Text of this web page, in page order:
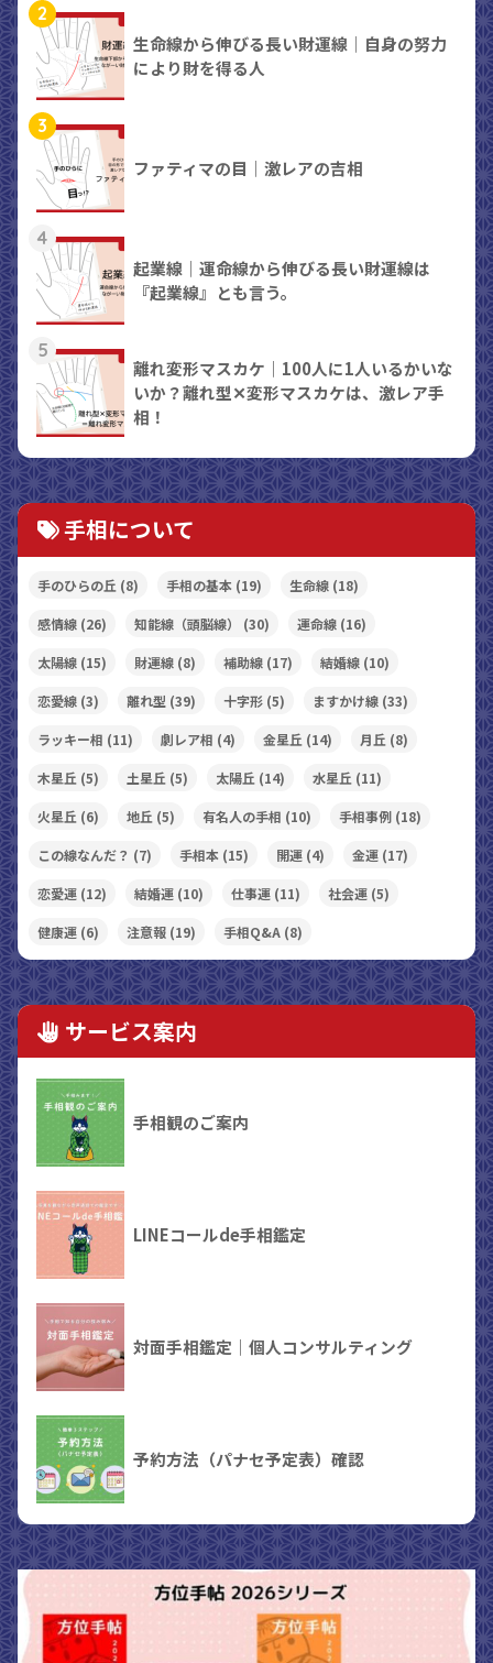
2
生命線から伸びる長い財運線｜自身の努力
により財を得る人
3
ファティマの目｜激レアの吉相
4
起業線｜運命線から伸びる長い財運線は
『起業線』とも言う。
5
離れ変形マスカケ｜100人に1人いるかいな
いか？離れ型✕変形マスカケは、激レア手
相！
手相について
手のひらの丘 (8) 手相の基本 (19) 生命線 (18)
感情線 (26) 知能線（頭脳線） (30) 運命線 (16)
太陽線 (15) 財運線 (8) 補助線 (17) 結婚線 (10)
恋愛線 (3) 離れ型 (39) 十字形 (5) ますかけ線 (33)
ラッキー相 (11) 劇レア相 (4) 金星丘 (14) 月丘 (8)
木星丘 (5) 土星丘 (5) 太陽丘 (14) 水星丘 (11)
火星丘 (6) 地丘 (5) 有名人の手相 (10) 手相事例 (18)
この線なんだ？ (7) 手相本 (15) 開運 (4) 金運 (17)
恋愛運 (12) 結婚運 (10) 仕事運 (11) 社会運 (5)
健康運 (6) 注意報 (19) 手相Q&A (8)
サービス案内
手相観のご案内
LINEコールde手相鑑定
対面手相鑑定｜個人コンサルティング
予約方法（パナセ予定表）確認